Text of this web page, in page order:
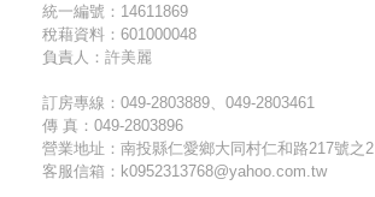
統一編號：14611869
稅藉資料：601000048
負責人：許美麗
訂房專線：049-2803889、049-2803461
傳 真：049-2803896
營業地址：南投縣仁愛鄉大同村仁和路217號之2
客服信箱：k0952313768@yahoo.com.tw